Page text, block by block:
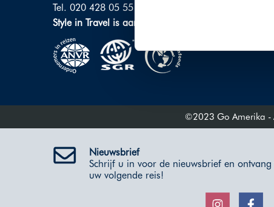
Tel. 020 428 05 55
Style in Travel is aangesloten bij:
©2023 Go Amerika -
Nieuwsbrief
Schrijf u in voor de nieuwsbrief en
uw volgende reis!